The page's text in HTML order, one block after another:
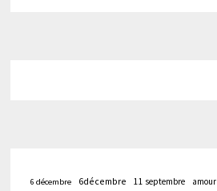
6 décembre 6décembre 11 septembre amour